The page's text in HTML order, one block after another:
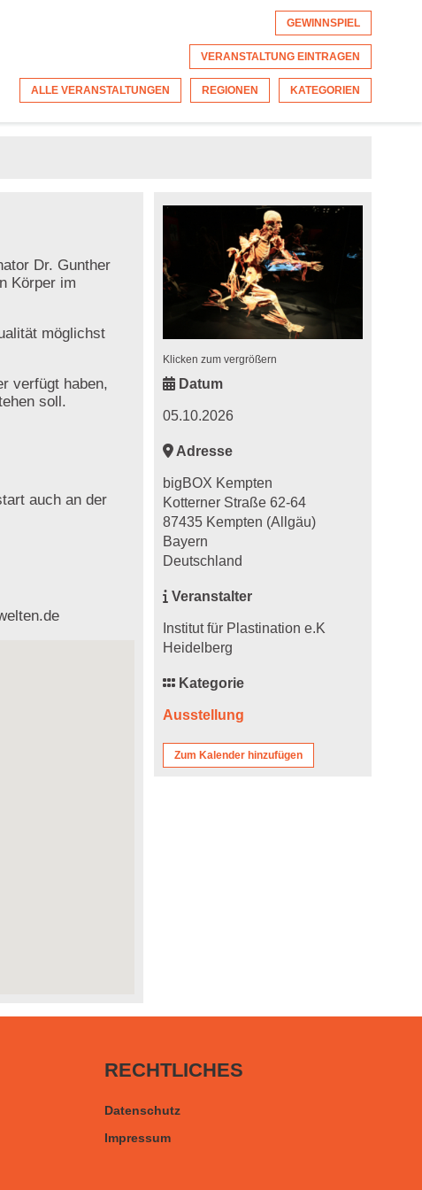
GEWINNSPIEL
VERANSTALTUNG EINTRAGEN
ALLE VERANSTALTUNGEN REGIONEN KATEGORIEN
Dr. Gunther
Körper im
möglichst
verfügt haben,
soll.
auch an der
Klicken zum vergrößern
Datum
05.10.2026
Adresse
bigBOX Kempten
Kotterner Straße 62-64
87435 Kempten (Allgäu)
Bayern
Deutschland
Veranstalter
Institut für Plastination e.K
Heidelberg
Kategorie
Ausstellung
Zum Kalender hinzufügen
RECHTLICHES
Datenschutz
Impressum